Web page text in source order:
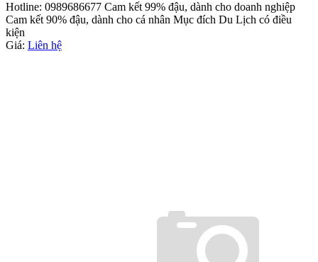
Hotline: 0989686677 Cam kết 99% đậu, dành cho doanh nghiệp
Cam kết 90% đậu, dành cho cá nhân Mục đích Du Lịch có điều
kiện
Giá: Liên hệ